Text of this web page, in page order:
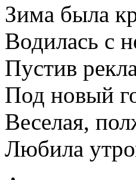
Зима была
Водилась с
Пустив
Под новый
Веселая,
Любила